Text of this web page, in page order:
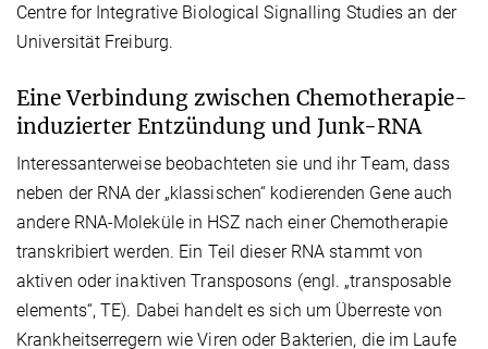
Centre for Integrative Biological Signalling Studies an der
Universität Freiburg.
Eine Verbindung zwischen Chemotherapie-
induzierter Entzündung und Junk-RNA
Interessanterweise beobachteten sie und ihr Team, dass
neben der RNA der „klassischen“ kodierenden Gene auch
andere RNA-Moleküle in HSZ nach einer Chemotherapie
transkribiert werden. Ein Teil dieser RNA stammt von
aktiven oder inaktiven Transposons (engl. „transposable
elements“, TE). Dabei handelt es sich um Überreste von
Krankheitserregern wie Viren oder Bakterien, die im Laufe